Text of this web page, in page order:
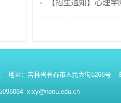
【招生通知】心理
地址：吉林省长春市人民大街5268号
xlxy@nenu.edu.cn